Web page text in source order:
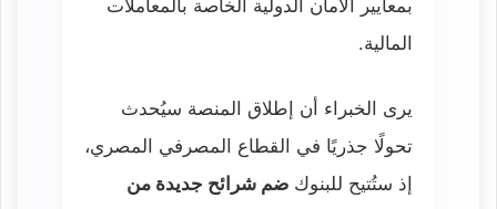
بمعايير الأمان الدولية الخاصة بالمعاملات
المالية.
يرى الخبراء أن إطلاق المنصة سيُحدث
تحولًا جذريًا في القطاع المصرفي المصري،
إذ ستُتيح للبنوك ضم شرائح جديدة من